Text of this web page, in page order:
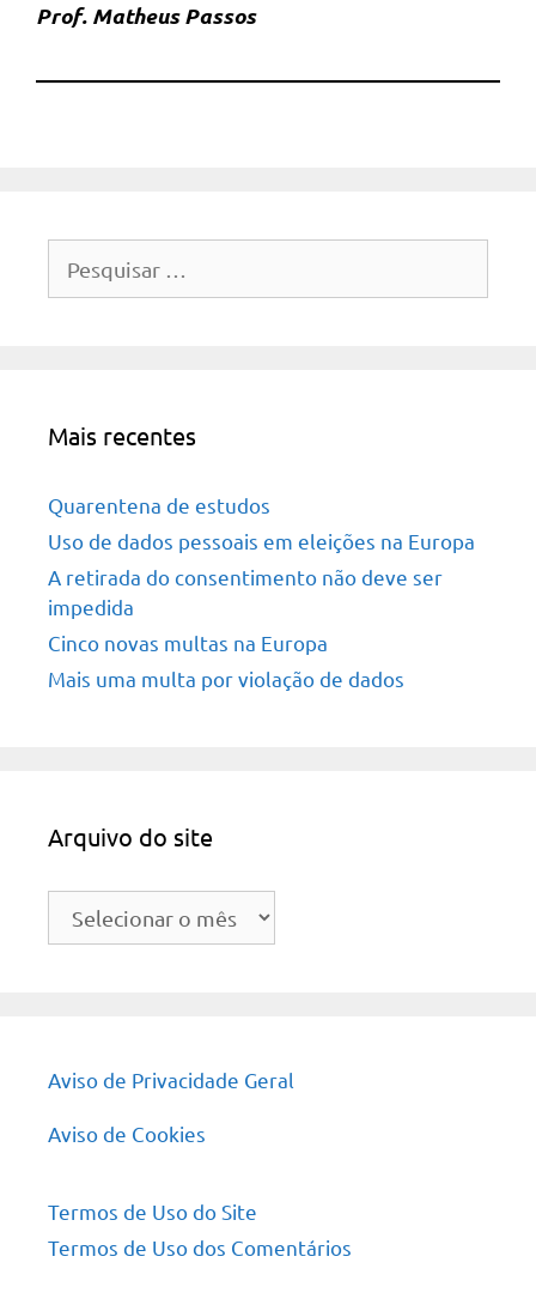
Prof. Matheus Passos
por:
Mais recentes
Quarentena de estudos
Uso de dados pessoais em eleições na Europa
A retirada do consentimento não deve ser
impedida
Cinco novas multas na Europa
Mais uma multa por violação de dados
Arquivo do site
Arquivo
Aviso de Privacidade Geral
Aviso de Cookies
Termos de Uso do Site
Termos de Uso dos Comentários